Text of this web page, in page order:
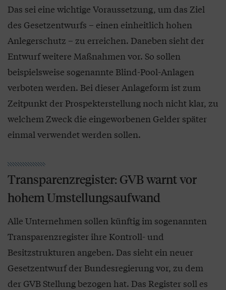
Das sei eine wichtige Voraussetzung, um das Ziel
des Gesetzentwurfs – einen einheitlich hohen
Anlegerschutz – zu erreichen. Daneben sieht der
Entwurf weitere Maßnahmen vor. So sollen
beispielsweise sogenannte Blind-Pool-Anlagen
verboten werden. Bei dieser Anlageform ist zum
Zeitpunkt der Prospekterstellung noch nicht klar, zu
welchem Zweck die eingeworbenen Gelder später
einmal verwendet werden sollen.
Transparenzregister: GVB warnt vor
hohem Umstellungsaufwand
Alle Unternehmen sollen künftig im sogenannten
Transparenzregister ihre Kontroll- und
Besitzstrukturen angeben. Das sieht ein neuer
Gesetzentwurf der Bundesregierung vor, zu dem
der GVB Stellung bezogen hat. Das Register soll es